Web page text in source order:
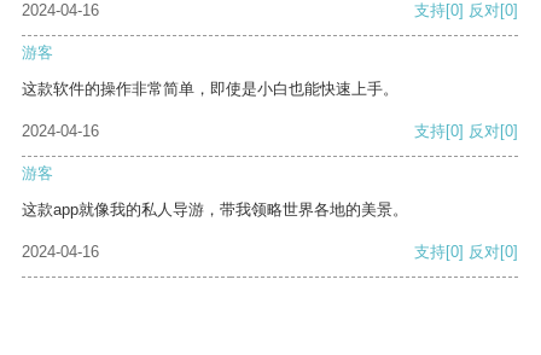
2024-04-16 支持[0] 反对[0]
游客
这款软件的操作非常简单，即使是小白也能快速上手。
2024-04-16 支持[0] 反对[0]
游客
这款app就像我的私人导游，带我领略世界各地的美景。
2024-04-16 支持[0] 反对[0]